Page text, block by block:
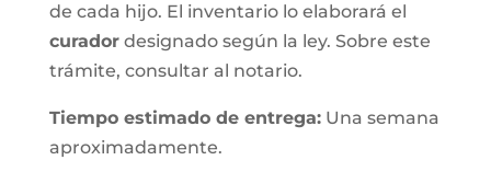
de cada hijo. El inventario lo elaborará el
curadordesignado según la ley. Sobre este
trámite, consultar al notario.
Tiempo estimado de entrega:Una semana
aproximadamente.